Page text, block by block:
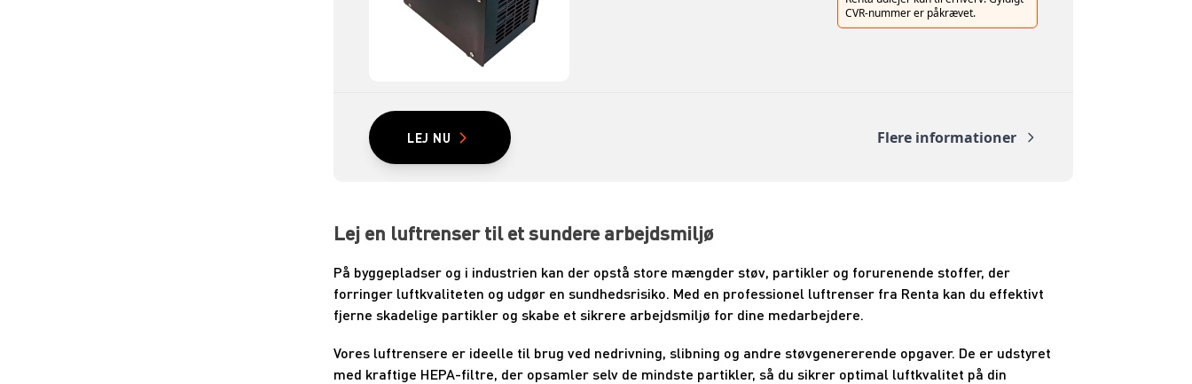
CVR-nummer er påkrævet.
LEJ NU Flere informationer
Lej en luftrenser til et sundere arbejdsmiljø
På byggepladser og i industrien kan der opstå store mængder støv, partikler og forurenende stoffer, der
forringer luftkvaliteten og udgør en sundhedsrisiko. Med en professionel luftrenser fra Renta kan du effektivt
fjerne skadelige partikler og skabe et sikrere arbejdsmiljø for dine medarbejdere.
Vores luftrensere er ideelle til brug ved nedrivning, slibning og andre støvgenererende opgaver. De er udstyret
med kraftige HEPA-filtre, der opsamler selv de mindste partikler, så du sikrer optimal luftkvalitet på din